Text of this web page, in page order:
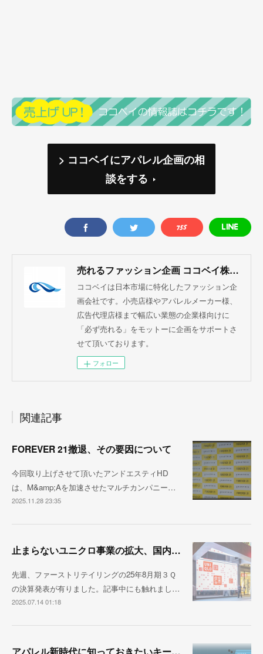
> ココベイにアパレル企画の相
談をする
売れるファッション企画 ココベイ株式会社
ココベイは日本市場に特化したファッション企
画会社です。小売店様やアパレルメーカー様、
広告代理店様まで幅広い業態の企業様向けに
「必ず売れる」をモットーに企画をサポートさ
せて頂いております。
フォロー
関連記事
FOREVER 21撤退、その要因について
今回取り上げさせて頂いたアンドエスティHD
は、M&amp;Aを加速させたマルチカンパニー…
2025.11.28 23:35
止まらないユニクロ事業の拡大、国内売上1兆円が視野に
先週、ファーストリテイリングの25年8月期３Ｑ
の決算発表が有りました。記事中にも触れまし…
2025.07.14 01:18